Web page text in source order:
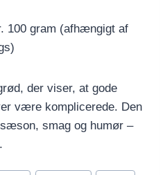
100 gram (afhængigt af
der viser, at gode
være komplicerede. Den
smag og humør –